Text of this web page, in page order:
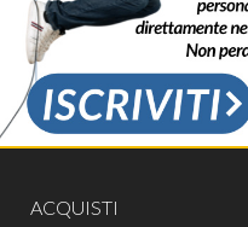
ACQUISTI